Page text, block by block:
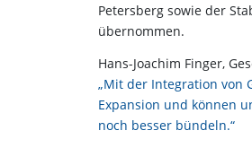
Petersberg sowie der
übernommen.
Hans-Joachim Finger,
„Mit der Integration von
Expansion und können
noch besser bündeln.“